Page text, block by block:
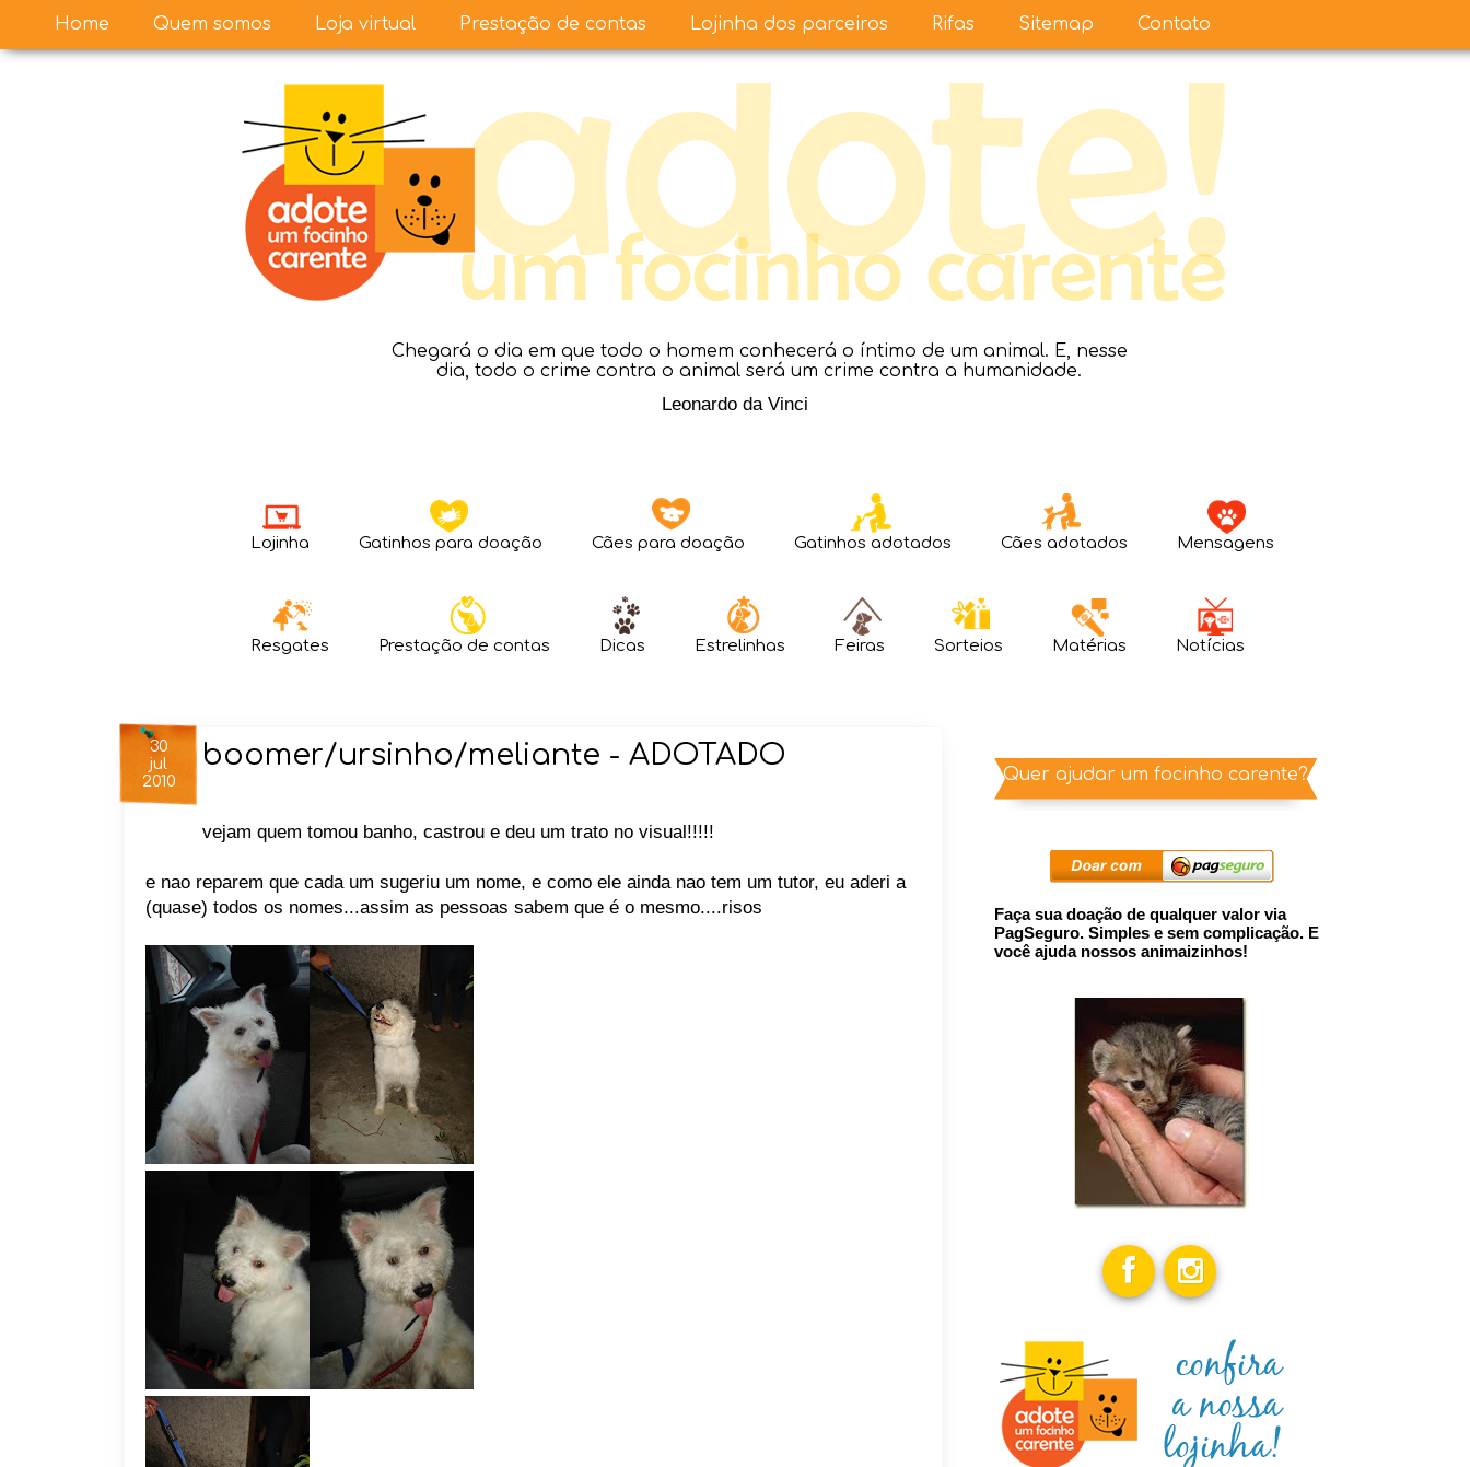
Chegará o dia em que todo o homem conhecerá o íntimo de um animal. E, nesse
dia, todo o crime contra o animal será um crime contra a humanidade.
Leonardo da Vinci
Lojinha Gatinhos para doação Cães para doação Gatinhos adotados Cães adotados Mensagens
Resgates Prestação de contas Dicas Estrelinhas Feiras Sorteios Matérias Notícias
30
jul
2010
boomer/ursinho/meliante - ADOTADO
vejam quem tomou banho, castrou e deu um trato no visual!!!!!
e nao reparem que cada um sugeriu um nome, e como ele ainda nao tem um tutor, eu aderi a
(quase) todos os nomes...assim as pessoas sabem que é o mesmo....risos
Home Quem somos Loja virtual Prestação de contas Lojinha dos parceiros Rifas Sitemap Contato
Quer ajudar um focinho carente?
Faça sua doação de qualquer valor via
PagSeguro. Simples e sem complicação. E
você ajuda nossos animaizinhos!